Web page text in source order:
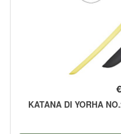
€
KATANA DI YORHA